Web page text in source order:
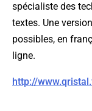
spécialiste des
textes. Une
possibles, en
ligne.
http://